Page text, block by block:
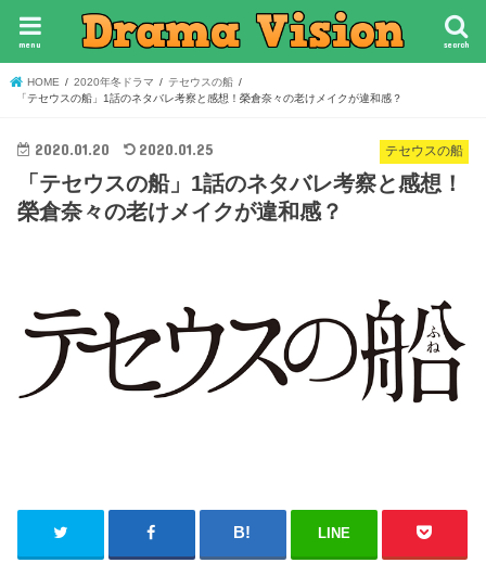
search
menu
HOME 2020年冬ドラマ
テセウスの船
「テセウスの船」1話のネタバレ考察と感想！榮倉奈々の老けメイクが違和感？
テセウスの船
2020.01.20 2020.01.25
「テセウスの船」1話のネタバレ考察と感想！
榮倉奈々の老けメイクが違和感？
LINE